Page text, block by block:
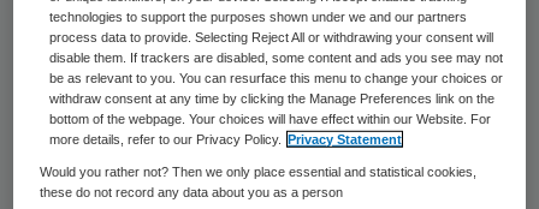
naar aanleiding van de onlangs verhoogde
parkeertarieven bij het Erasmus MC.
Bezoekers van het
Rotterdamse ziekenhuis betalen sinds 1
januari 4,20 euro voor het eerste uur, met
een maximaal dagtarief van 40 euro.
technologies to support the purposes shown under we and our partners
process data to provide. Selecting Reject All or withdrawing your consent will
disable them. If trackers are disabled, some content and ads you see may not
be as relevant to you. You can resurface this menu to change your choices or
withdraw consent at any time by clicking the Manage Preferences link on the
bottom of the webpage. Your choices will have effect within our Website. For
more details, refer to our Privacy Policy.
Privacy Statement
Would you rather not? Then we only place essential and statistical cookies,
these do not record any data about you as a person